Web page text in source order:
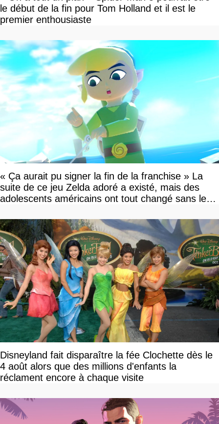
le début de la fin pour Tom Holland et il est le
premier enthousiaste
« Ça aurait pu signer la fin de la franchise » La
suite de ce jeu Zelda adoré a existé, mais des
adolescents américains ont tout changé sans le
Disneyland fait disparaître la fée Clochette dès le
4 août alors que des millions d'enfants la
réclament encore à chaque visite